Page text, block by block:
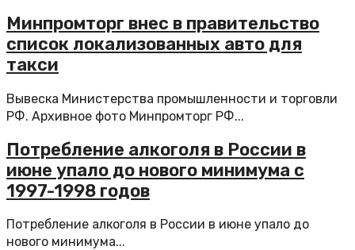
Минпромторг внес в правительство
список локализованных авто для
такси
Вывеска Министерства промышленности и торговли
РФ. Архивное фото Минпромторг РФ...
Потребление алкоголя в России в
июне упало до нового минимума с
1997-1998 годов
Потребление алкоголя в России в июне упало до
нового минимума...